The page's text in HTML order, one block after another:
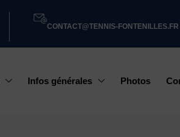
CONTACT@TENNIS-FONTENILLES.FR
Infos générales Photos